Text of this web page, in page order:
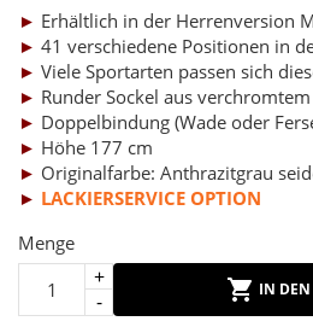
► Erhältlich in der Herrenversion
► 41 verschiedene Positionen in
► Viele Sportarten passen sich
► Runder Sockel aus
► Doppelbindung (Wade oder
► Höhe 177 cm
► Originalfarbe: Anthrazitgrau
► LACKIERSERVICE OPTION
Menge
IN